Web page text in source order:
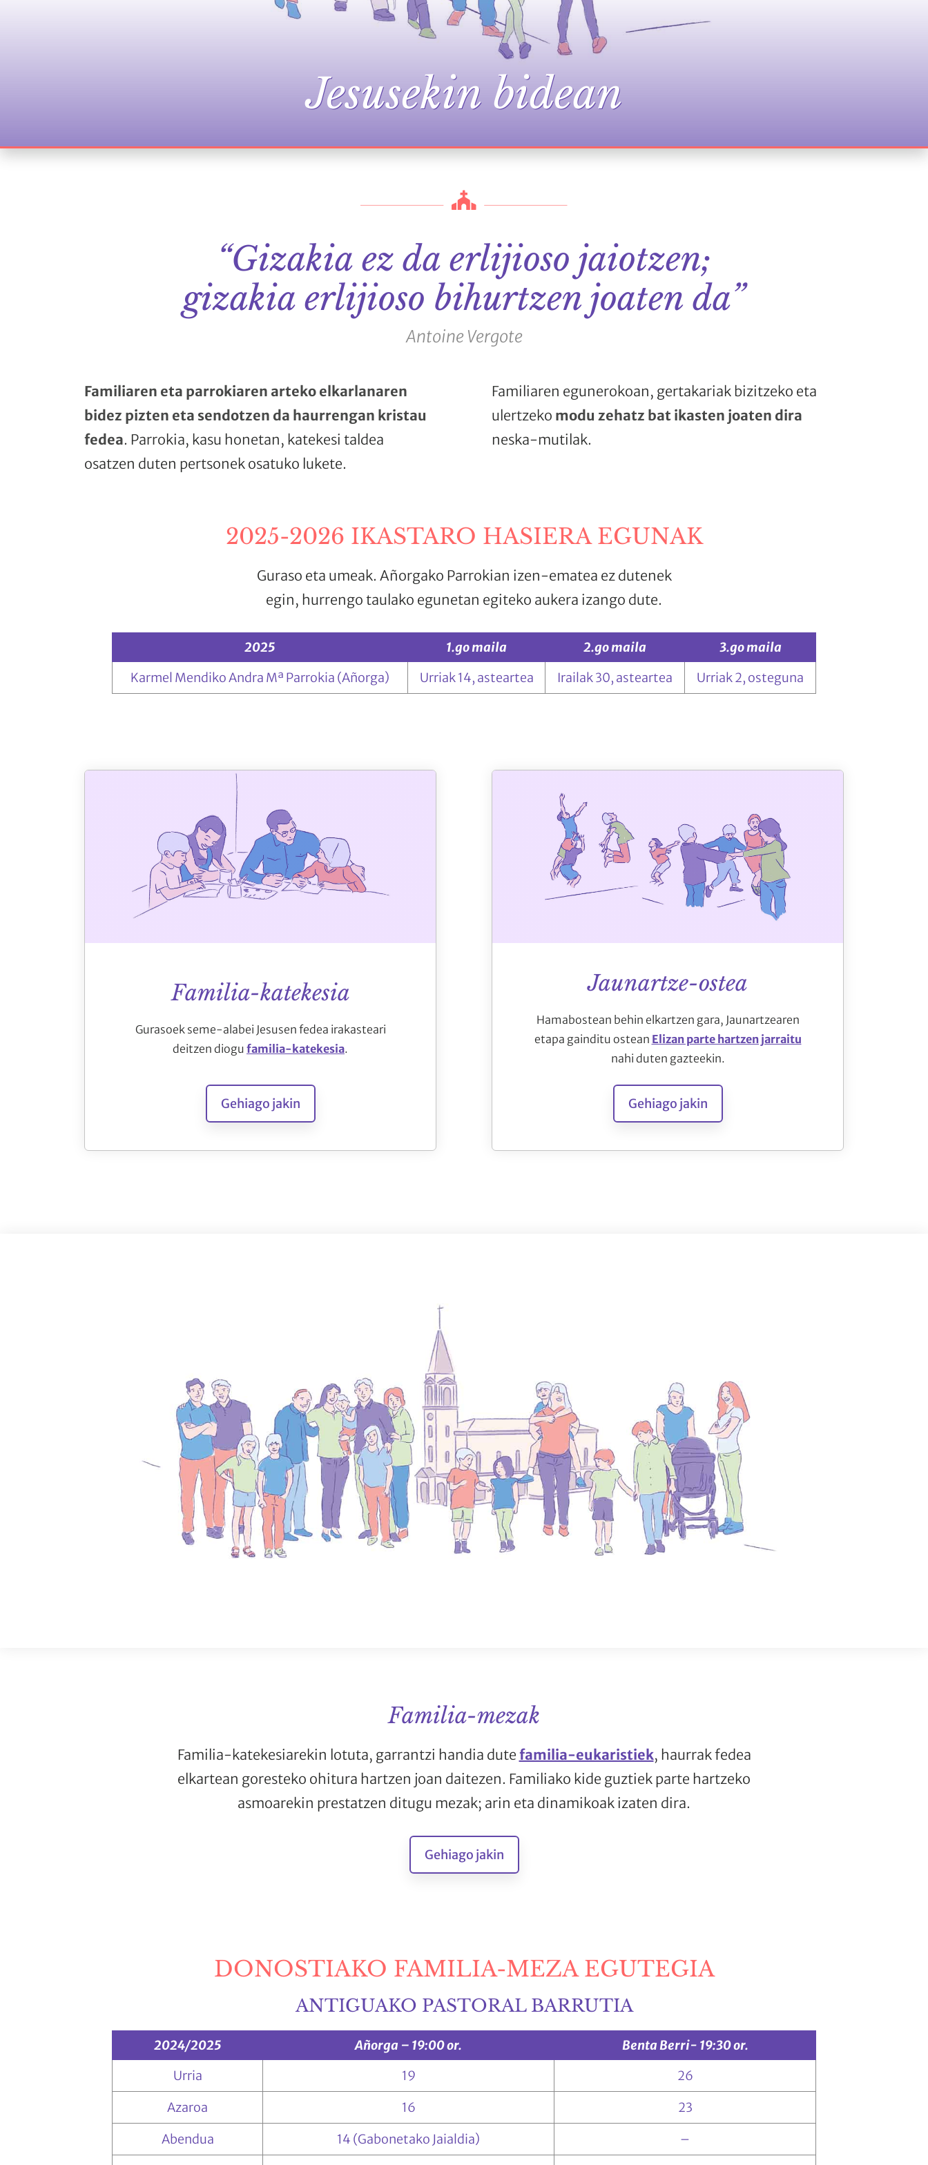
Jesusekin bidean
“Gizakia ez da erlijioso jaiotzen;
gizakia erlijioso bihurtzen joaten da”
Antoine Vergote
Familiaren eta parrokiaren arteko elkarlanaren
bidez pizten eta sendotzen da haurrengan kristau
fedea. Parrokia, kasu honetan, katekesi taldea
osatzen duten pertsonek osatuko lukete.
Familiaren egunerokoan, gertakariak bizitzeko eta
ulertzeko modu zehatz bat ikasten joaten dira
neska-mutilak.
2025-2026 IKASTARO HASIERA EGUNAK
Guraso eta umeak. Añorgako Parrokian izen-ematea ez dutenek
egin, hurrengo taulako egunetan egiteko aukera izango dute.
2025 1.go maila 2.go maila
3.go maila
Karmel Mendiko Andra Mª Parrokia (Añorga)
Urriak 14, asteartea Irailak 30, asteartea Urriak 2, osteguna
Familia-katekesia
Gurasoek seme-alabei Jesusen fedea irakasteari
deitzen diogu familia-katekesia.
Gehiago jakin
Jaunartze-ostea
Hamabostean behin elkartzen gara, Jaunartzearen
etapa gainditu ostean Elizan parte hartzen jarraitu
nahi duten gazteekin.
Gehiago jakin
Familia-mezak
Familia-katekesiarekin lotuta, garrantzi handia dute familia-eukaristiek, haurrak fedea
elkartean goresteko ohitura hartzen joan daitezen. Familiako kide guztiek parte hartzeko
asmoarekin prestatzen ditugu mezak; arin eta dinamikoak izaten dira.
Gehiago jakin
DONOSTIAKO FAMILIA-MEZA EGUTEGIA
ANTIGUAKO PASTORAL BARRUTIA
2024/2025 Añorga – 19:00 or.
Benta Berri- 19:30 or.
Urria
19
26
Azaroa
16
23
Abendua
14 (Gabonetako Jaialdia)
–